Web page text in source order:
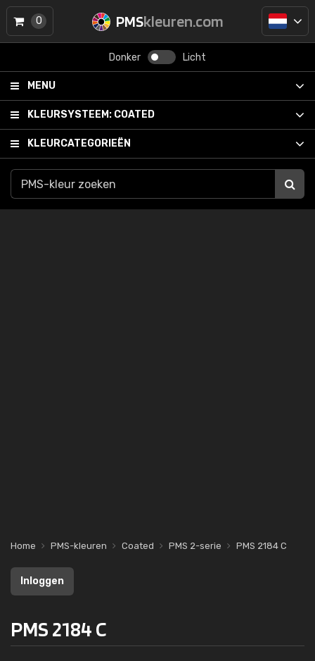
PMSkleuren.com
Donker Licht
MENU
KLEURSYSTEEM: COATED
KLEURCATEGORIEËN
0
Home PMS-kleuren Coated PMS 2-serie PMS 2184 C
Inloggen
PMS 2184 C